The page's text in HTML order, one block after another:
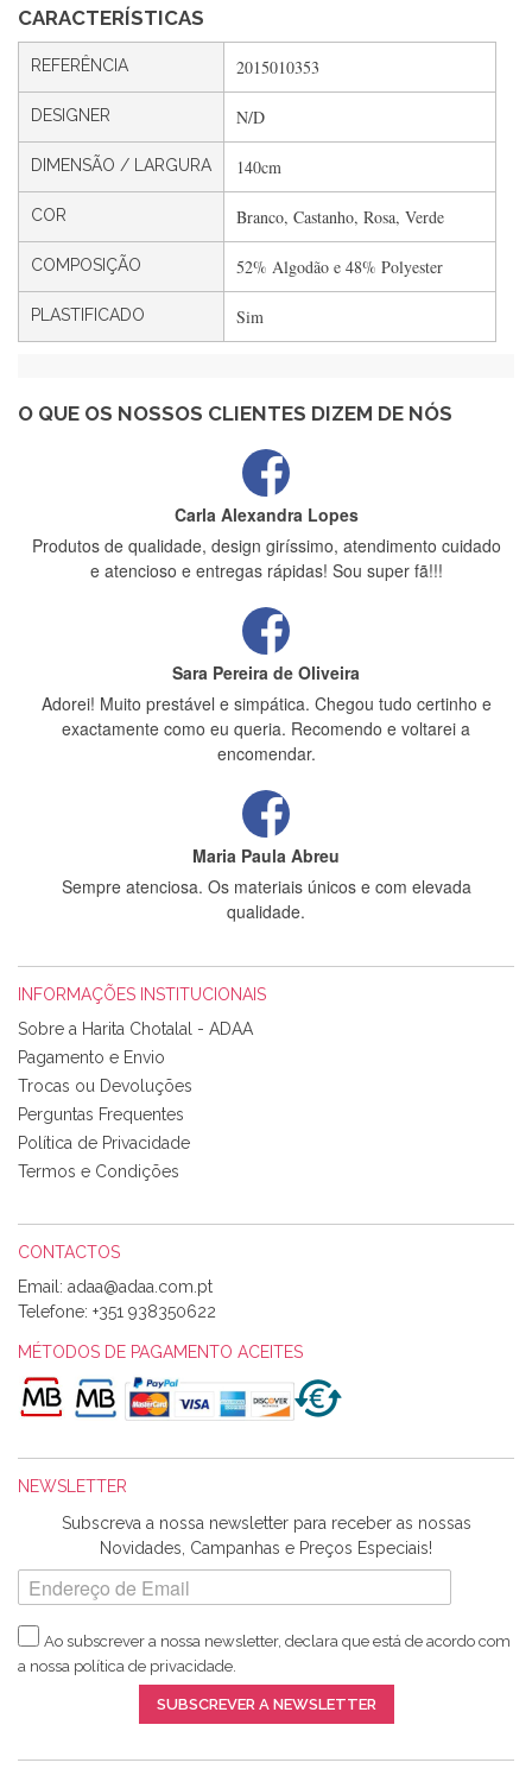
CARACTERÍSTICAS
REFERÊNCIA 2015010353
DESIGNER N/D
DIMENSÃO / LARGURA 140cm
COR Branco, Castanho, Rosa, Verde
COMPOSIÇÃO 52% Algodão e 48% Polyester
PLASTIFICADO Sim
O QUE OS NOSSOS CLIENTES DIZEM DE NÓS
Silvia André
Gostei ,Serviço bastante rápido. recomendo
Filipa Freire
Rápido, atendimento 5*. Hoje chegará a segunda encomenda
feita de muitas certamente❤️
estrelas
Carla Alexandra Lopes
Produtos de qualidade, design giríssimo, atendimento cuidado
e atencioso e entregas rápidas! Sou super fã!!!
Sara Pereira de Oliveira
Adorei! Muito prestável e simpática. Chegou tudo certinho e
exactamente como eu queria. Recomendo e voltarei a
encomendar.
Maria Paula Abreu
Sempre atenciosa. Os materiais únicos e com elevada
qualidade.
Tudo chegou em condições, pois os produtos vieram muito
bem acondicionados. Estou plenamente satisfeita com os
produtos adquiridos. Relativamente à bolsa, tem um tecido
com um padrão e cores muito bonitas e a execução está
perfeitíssima. Futuramente penso voltar a comprar na vossa
loja, têm excelentes artigos a um preço muito justo. A
Alexandra Morais
Olá boa Noite. Os meus tecidos chegaram hoje. Muito
obrigada pelo miminho que dá um jeitaço pras minhas linhas
de bordar e não sei o que pões nos tecidos, mas que cheiram
maravilhosamente ... cheiram! :) Muito Obrigada.
Harita a minha encomenda já chegou. :) Muito obrigada pela
rapidez no envio, pela qualidade dos materiais que me
enviaste e pela simpatia de sempre. :)
Catarina Amaro
5 estrelas. Gosto muito do serviço. A Harita Chotalal é muito
INFORMAÇÕES INSTITUCIONAIS
Sobre a Harita Chotalal - ADAA
Pagamento e Envio
Trocas ou Devoluções
Perguntas Frequentes
Política de Privacidade
Termos e Condições
CONTACTOS
Email:
Telefone: +351 938350622
MÉTODOS DE PAGAMENTO ACEITES
NEWSLETTER
Subscreva a nossa newsletter para receber as nossas
Novidades, Campanhas e Preços Especiais!
Ao subscrever a nossa newsletter, declara que está de acordo com
a nossa política de privacidade.
SUBSCREVER A NEWSLETTER